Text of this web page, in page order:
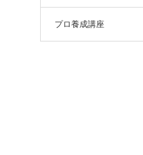
プロ養成講座